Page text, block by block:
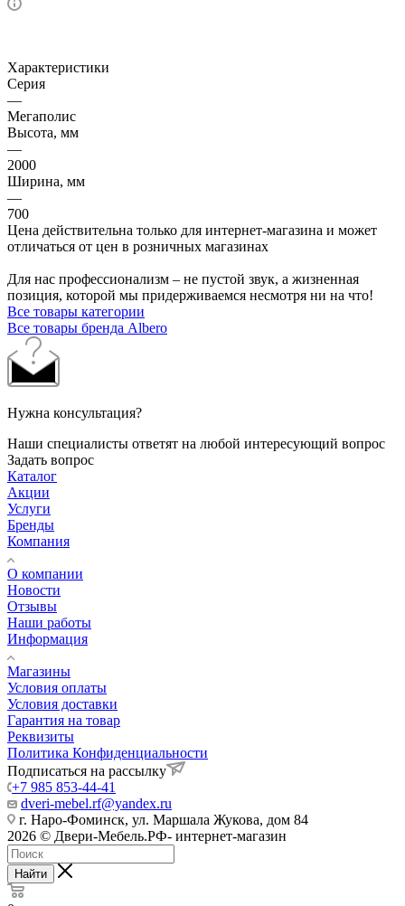
Характеристики
Серия
—
Мегаполис
Высота, мм
—
2000
Ширина, мм
—
700
Цена действительна только для интернет-магазина и может
отличаться от цен в розничных магазинах
Для нас профессионализм – не пустой звук, а жизненная
позиция, которой мы придерживаемся несмотря ни на что!
Все товары категории
Все товары бренда Albero
Нужна консультация?
Наши специалисты ответят на любой интересующий вопрос
Задать вопрос
Каталог
Акции
Услуги
Бренды
Компания
О компании
Новости
Отзывы
Наши работы
Информация
Магазины
Условия оплаты
Условия доставки
Гарантия на товар
Реквизиты
Политика Конфиденциальности
Подписаться на рассылку
+7 985 853-44-41
dveri-mebel.rf@yandex.ru
г. Наро-Фоминск, ул. Маршала Жукова, дом 84
2026 © Двери-Мебель.РФ- интернет-магазин
Найти